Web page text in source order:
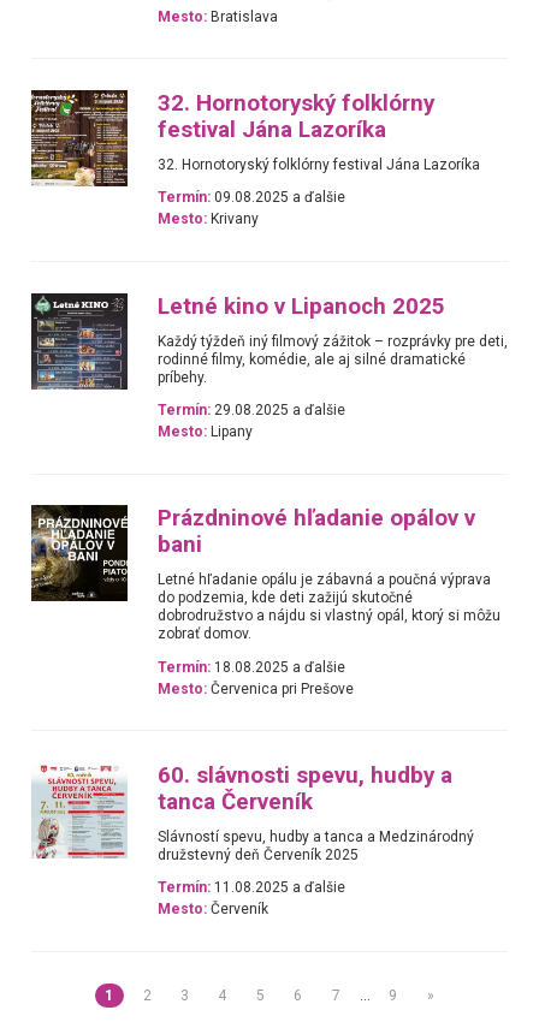
Mesto: Bratislava
32. Hornotoryský folklórny
festival Jána Lazoríka
32. Hornotoryský folklórny festival Jána Lazoríka
Termín: 09.08.2025 a ďalšie
Mesto: Krivany
Letné kino v Lipanoch 2025
Každý týždeň iný filmový zážitok – rozprávky pre deti,
rodinné filmy, komédie, ale aj silné dramatické
príbehy.
Termín: 29.08.2025 a ďalšie
Mesto: Lipany
Prázdninové hľadanie opálov v
bani
Letné hľadanie opálu je zábavná a poučná výprava
do podzemia, kde deti zažijú skutočné
dobrodružstvo a nájdu si vlastný opál, ktorý si môžu
zobrať domov.
Termín: 18.08.2025 a ďalšie
Mesto: Červenica pri Prešove
60. slávnosti spevu, hudby a
tanca Červeník
Slávností spevu, hudby a tanca a Medzinárodný
družstevný deň Červeník 2025
Termín: 11.08.2025 a ďalšie
Mesto: Červeník
1 2 3 4 5 6 7 9 »